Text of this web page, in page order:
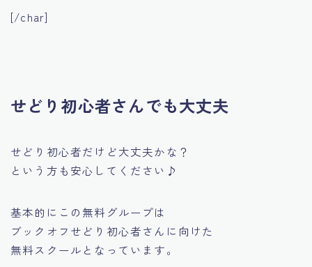
[/char]
せどり初心者さんでも大丈夫
せどり初心者だけど大丈夫かな？
という方も安心してください♪
基本的にこの無料グループは
ブックオフせどり初心者さんに向けた
無料スクールとなっています。